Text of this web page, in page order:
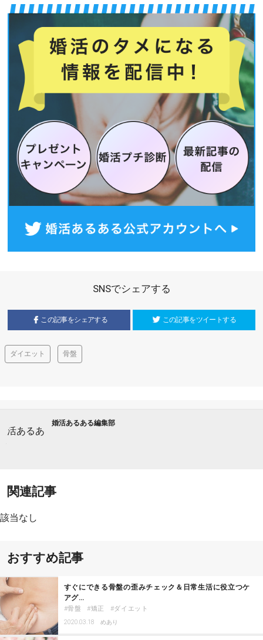
SNSでシェアする
この記事をシェアする この記事をツイートする
ダイエット 骨盤
婚活あるある編集部
関連記事
該当なし
おすすめ記事
すぐにできる骨盤の歪みチェック＆日常生活に役立つケ
アグ…
骨盤 矯正 ダイエット
2020.03.18 めあり